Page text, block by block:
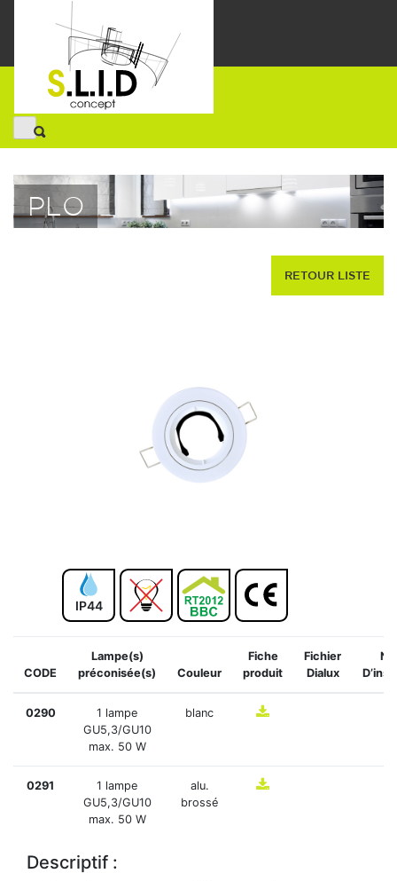
PLO
RETOUR LISTE
IP44
CODE
Lampe(s)
préconisée(s)
Couleur
Fiche
produit
Fichier
Dialux
0290
1 lampe
GU5,3/GU10
max. 50 W
blanc
0291
1 lampe
GU5,3/GU10
max. 50 W
alu.
brossé
Descriptif :